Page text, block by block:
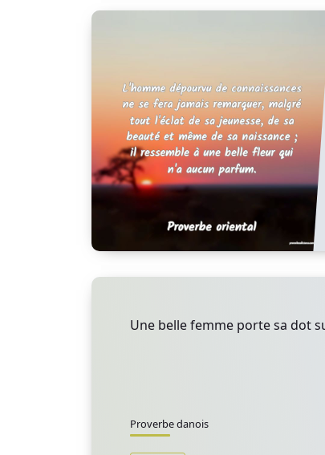
Une belle femme porte sa dot
Proverbe danois